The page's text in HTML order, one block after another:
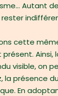
Autant
cette
Ainsi,
visible, on
la
En